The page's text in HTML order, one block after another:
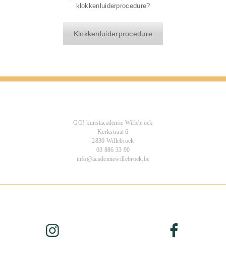
klokkenluiderprocedure?
Klokkenluiderprocedure
GO! kunstacademie Willebroek
Kerkstraat 6
2830 Willebroek
03 886 33 90
info@academiewillebroek.be